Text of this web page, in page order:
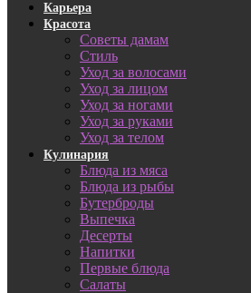
Карьера
Красота
Советы дамам
Стиль
Уход за волосами
Уход за лицом
Уход за ногами
Уход за руками
Уход за телом
Кулинария
Блюда из мяса
Блюда из рыбы
Бутерброды
Выпечка
Десерты
Напитки
Первые блюда
Салаты